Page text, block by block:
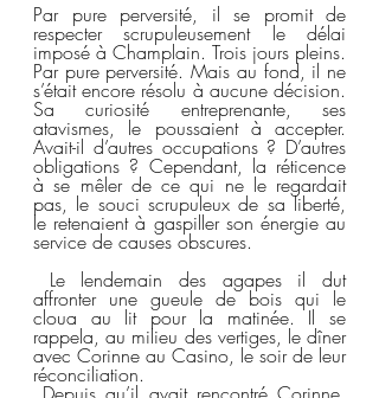
Par pure perversité, il se promit de
respecter scrupuleusement le délai
imposé à Champlain. Trois jours pleins.
Par pure perversité. Mais au fond, il ne
s’était encore résolu à aucune décision.
Sa curiosité entreprenante, ses
atavismes, le poussaient à accepter.
Avait-il d’autres occupations ? D’autres
obligations ? Cependant, la réticence
à se mêler de ce qui ne le regardait
pas, le souci scrupuleux de sa liberté,
le retenaient à gaspiller son énergie au
service de causes obscures.
affronter une gueule de bois qui le
cloua au lit pour la matinée. Il se
rappela, au milieu des vertiges, le dîner
avec Corinne au Casino, le soir de leur
réconciliation.